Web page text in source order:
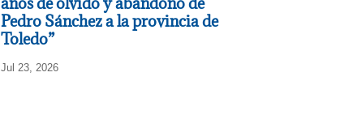
Pedro Sánchez a la provincia de
Toledo”
Jul 23, 2026